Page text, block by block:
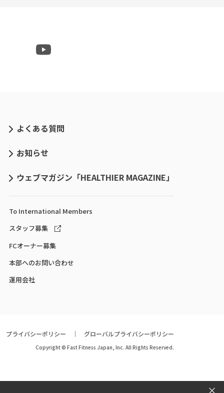
よくある質問
お知らせ
ウェブマガジン「HEALTHIER MAGAZINE」
To International Members
スタッフ募集
FCオーナー募集
本部へのお問い合わせ
運用会社
プライバシーポリシー グローバルプライバシーポリシー
Copyright © Fast Fitness Japan, Inc. All Rights Reserved.